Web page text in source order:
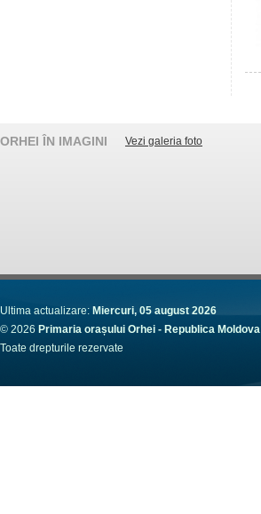
ORHEI ÎN IMAGINI Vezi galeria foto
Ultima actualizare: Miercuri, 05 august 2026
© 2026 Primaria orașului Orhei - Republica Moldova
Toate drepturile rezervate